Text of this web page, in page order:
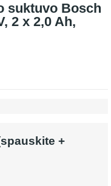
suktuvo Bosch
2 x 2,0 Ah,
+